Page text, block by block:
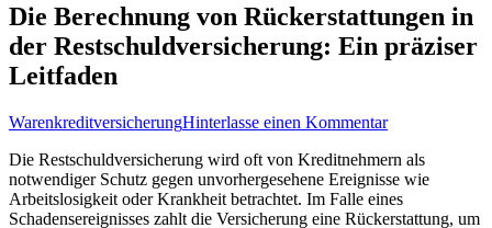
Die Berechnung von Rückerstattungen in
der Restschuldversicherung: Ein präziser
Leitfaden
WarenkreditversicherungHinterlasse einen Kommentarzu
Berechnung
von
in
Die ⁢Restschuldversicherung ​wird oft von Kreditnehmern als
notwendiger Schutz gegen unvorhergesehene Ereignisse wie
‌Arbeitslosigkeit oder Krankheit betrachtet. ‍Im Falle eines
Schadensereignisses zahlt die ⁣Versicherung​ eine Rückerstattung, um